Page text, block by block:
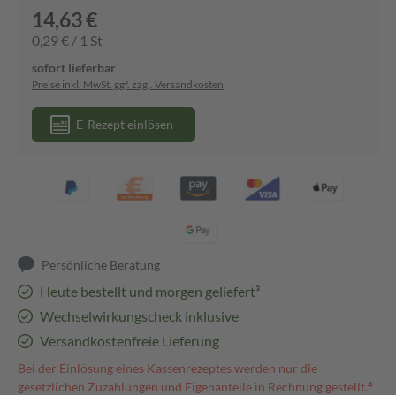
14,63 €
0,29 € / 1 St
sofort lieferbar
Preise inkl. MwSt. ggf. zzgl. Versandkosten
E-Rezept einlösen
Persönliche Beratung
Heute bestellt und morgen geliefert³
Wechselwirkungscheck inklusive
Versandkostenfreie Lieferung
Bei der Einlösung eines Kassenrezeptes werden nur die
gesetzlichen Zuzahlungen und Eigenanteile in Rechnung gestellt.⁴